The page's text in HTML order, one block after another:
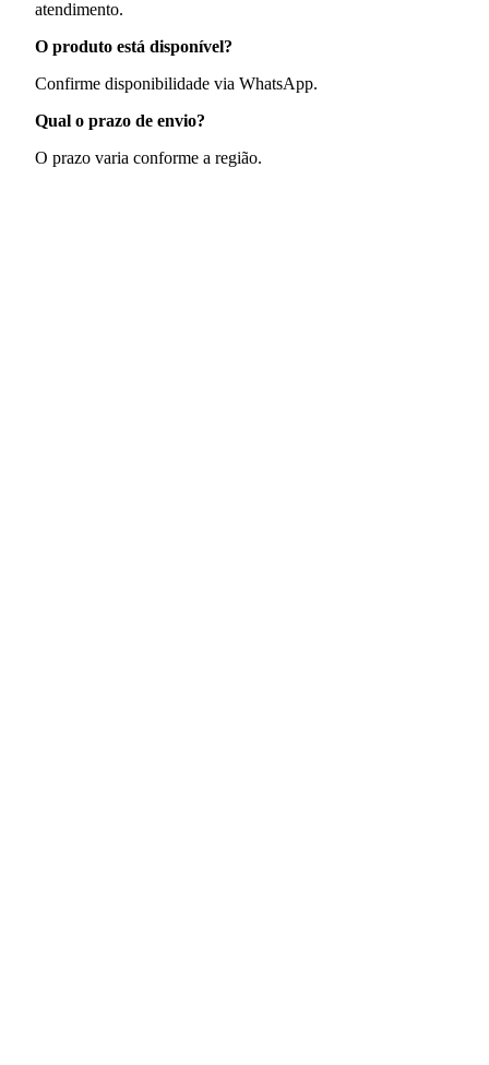
atendimento.
O produto está disponível?
Confirme disponibilidade via WhatsApp.
Qual o prazo de envio?
O prazo varia conforme a região.